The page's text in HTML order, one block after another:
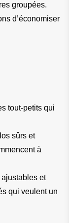
groupées.
d’économiser
tout-petits qui
sûrs et
à
et
qui veulent un